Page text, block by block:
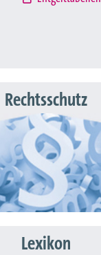
Rechtsschutz
Lexikon